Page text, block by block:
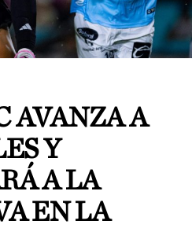
AVANZA A
Y
A LA
EN LA